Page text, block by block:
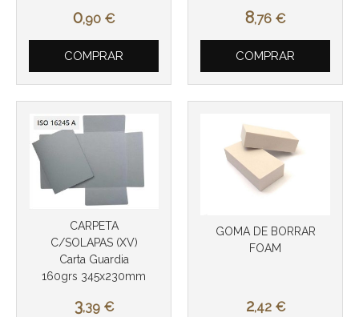
0,90 €
COMPRAR
8,76 €
COMPRAR
CARPETA
C/SOLAPAS (XV)
Carta Guardia
160grs 345x230mm
3,39 €
GOMA DE BORRAR
FOAM
2,42 €